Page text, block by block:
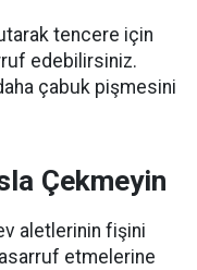
tencere için
edebilirsiniz.
çabuk pişmesini
Çekmeyin
aletlerinin fişini
etmelerine